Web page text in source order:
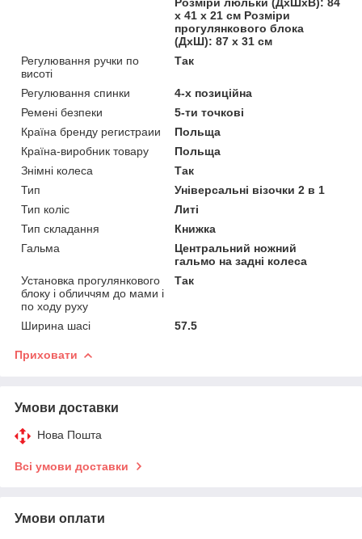
х 41 х 21 см Розміри
прогулянкового блока
(ДхШ): 87 х 31 см
Регулювання ручки по
висоті
Так
Регулювання спинки
4-х позиційна
Ремені безпеки
5-ти точкові
Країна бренду регистраии
Польща
Країна-виробник товару
Польща
Знімні колеса
Так
Тип
Універсальні візочки 2 в 1
Тип коліс
Литі
Тип складання
Книжка
Гальма
Центральний ножний
гальмо на задні колеса
Установка прогулянкового
блоку і обличчям до мами і
по ходу руху
Так
Ширина шасі 57.5
Приховати
Умови доставки
Нова Пошта
Всі умови доставки
Умови оплати